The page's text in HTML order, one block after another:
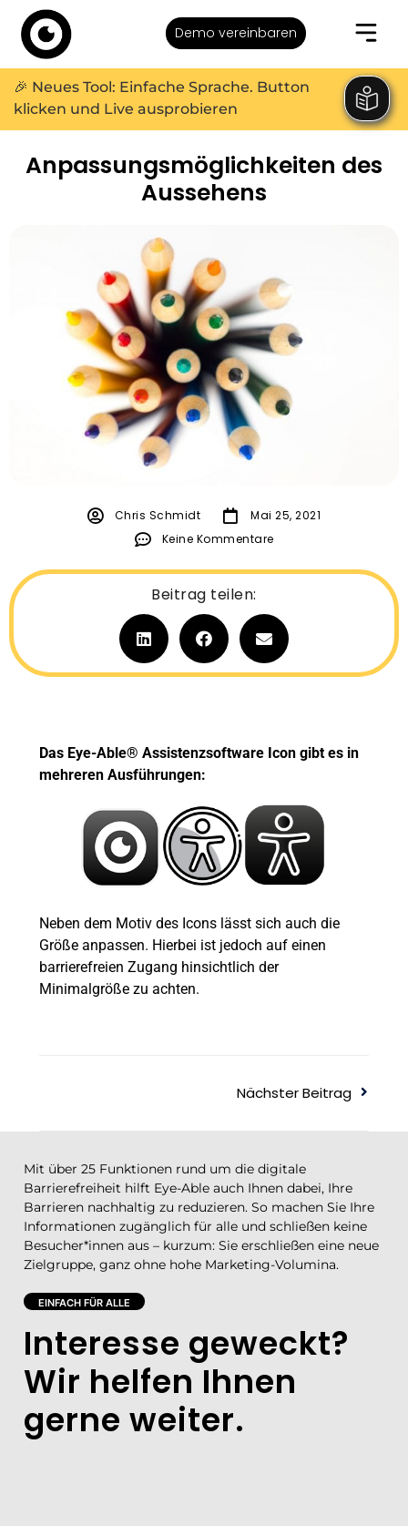
Demo vereinbaren
🎉 Neues Tool: Einfache Sprache. Button
klicken und Live ausprobieren
Anpassungsmöglichkeiten des
Aussehens
Chris Schmidt
Mai 25, 2021
Keine Kommentare
Beitrag teilen:
Das Eye-Able® Assistenzsoftware Icon gibt es in
mehreren Ausführungen:
Neben dem Motiv des Icons lässt sich auch die
Größe anpassen. Hierbei ist jedoch auf einen
barrierefreien Zugang hinsichtlich der
Minimalgröße zu achten.
Nächster Beitrag
EINFACH FÜR ALLE
Interesse geweckt?
Wir helfen Ihnen
gerne weiter.​
Mit über 25 Funktionen rund um die digitale
Barrierefreiheit hilft Eye-Able auch Ihnen dabei, Ihre
Barrieren nachhaltig zu reduzieren. So machen Sie Ihre
Informationen zugänglich für alle und schließen keine
Besucher*innen aus – kurzum: Sie erschließen eine neue
Zielgruppe, ganz ohne hohe Marketing-Volumina.